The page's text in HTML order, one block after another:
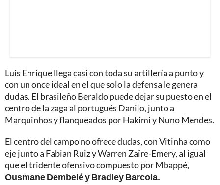
Luis Enrique llega casi con toda su artillería a punto y
con un once ideal en el que solo la defensa le genera
dudas. El brasileño Beraldo puede dejar su puesto en el
centro de la zaga al portugués Danilo, junto a
Marquinhos y flanqueados por Hakimi y Nuno Mendes.
El centro del campo no ofrece dudas, con Vitinha como
eje junto a Fabian Ruiz y Warren Zaïre-Emery, al igual
que el tridente ofensivo compuesto por Mbappé,
Ousmane Dembelé y Bradley Barcola.